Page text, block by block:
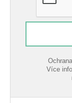
Více